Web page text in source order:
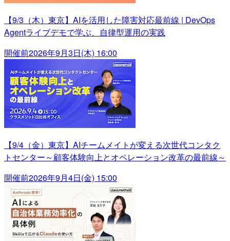
【9/3（木）東京】AIを活用した障害対応最前線 | DevOps
Agentライブデモで学ぶ、自律型運用の実践
開催前2026年9月3日(木) 16:00
【9/4（金）東京】AIチームメイトが変える次世代コンタク
トセンター～顧客体験向上とオペレーション改革の最前線～
開催前2026年9月4日(金) 15:00